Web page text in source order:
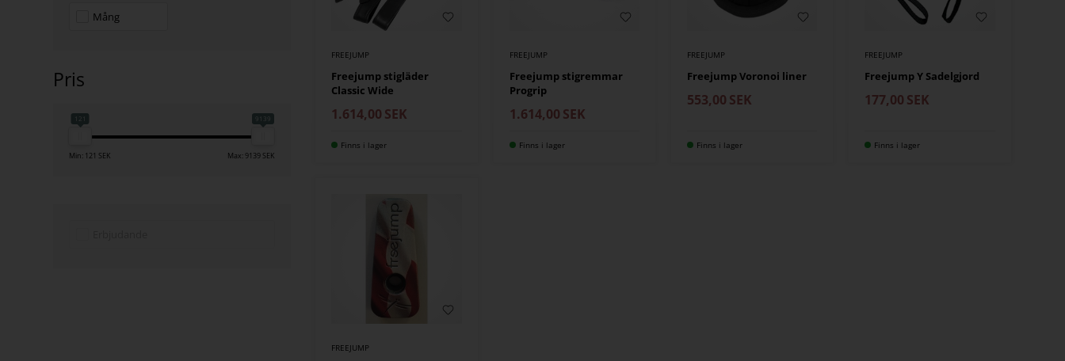
Mång
Pris
9139
Min: 121 SEK Max: 9139 SEK
FREEJUMP
Freejump stigläder
Classic Wide
1.614,00 SEK
Finns i lager
FREEJUMP
Freejump stigremmar
Progrip
1.614,00 SEK
Finns i lager
FREEJUMP
Freejump Voronoi liner
553,00 SEK
Finns i lager
FREEJUMP
Freejump Y Sadelgjord
177,00 SEK
Finns i lager
FREEJUMP